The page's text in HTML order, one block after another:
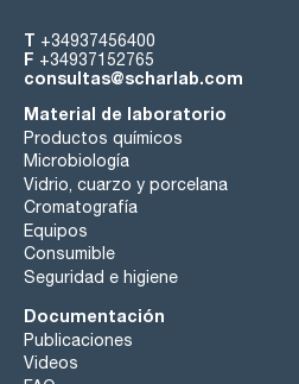
T +34937456400
F +34937152765
consultas@scharlab.com
Material de laboratorio
Productos químicos
Microbiología
Vidrio, cuarzo y porcelana
Cromatografía
Equipos
Consumible
Seguridad e higiene
Documentación
Publicaciones
Videos